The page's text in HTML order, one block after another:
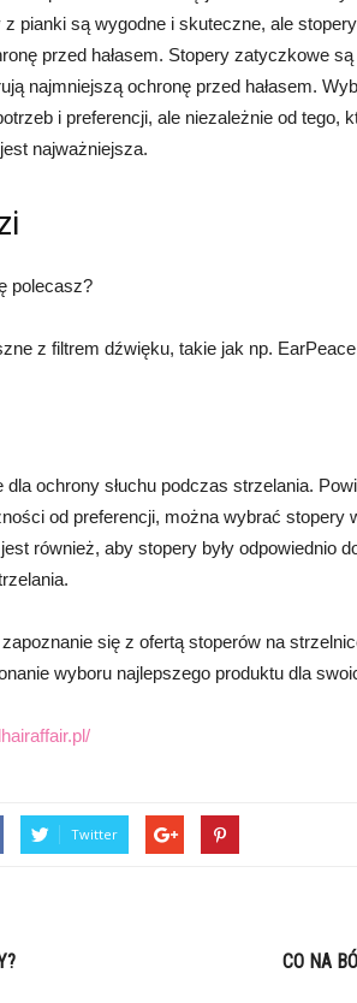
pianki są wygodne i skuteczne, ale
przed hałasem. Stopery zatyczkowe
najmniejszą ochronę przed hałasem.
i preferencji, ale niezależnie od tego,
najważniejsza.
polecasz?
z filtrem dźwięku, takie jak np.
ochrony słuchu podczas strzelania.
od preferencji, można wybrać stopery
również, aby stopery były odpowiednio
się z ofertą stoperów na
wyboru najlepszego produktu dla
Twitter
CO NA